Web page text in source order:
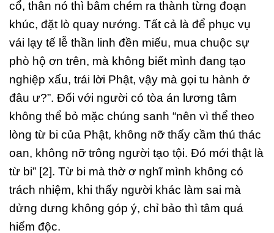
cổ, thân nó thì bâm chém ra thành từng đoạn
khúc, đặt lò quay nướng. Tất cả là để phục vụ
vái lạy tế lễ thần linh đền miếu, mua chuộc sự
phò hộ ơn trên, mà không biết mình đang tạo
nghiệp xấu, trái lời Phật, vậy mà gọi tu hành ở
đâu ư?”. Đối với người có tòa án lương tâm
không thể bỏ mặc chúng sanh “nên vì thể theo
lòng từ bi của Phật, không nỡ thấy cầm thú thác
oan, không nỡ trông người tạo tội. Đó mới thật là
từ bi” [2]. Từ bi mà thờ ơ nghĩ mình không có
trách nhiệm, khi thấy người khác làm sai mà
dửng dưng không góp ý, chỉ bảo thì tâm quá
hiểm độc.